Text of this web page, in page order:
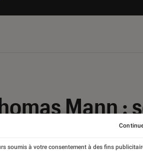
Mann :
soumis à votre consentement à des fins